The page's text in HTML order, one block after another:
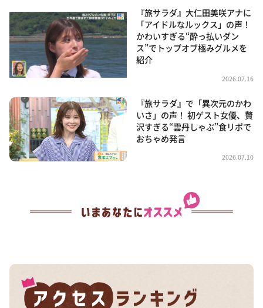
『旅サラダ』大仁田美咲アナに
「アイドルなルックス」の声！
かわいすぎる“酔っ払いダン
ス”でトップオブ極みグルメを
紹介
2026.07.16
『旅サラダ』で「異次元のかわ
いさ」の声！ 初ゲスト女優、贅
沢すぎる“雲丹しゃぶ”食リポで
おちゃめ発言
2026.07.10